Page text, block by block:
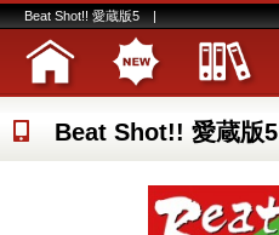
Beat Shot!! 愛蔵版5 |
Beat Shot!! 愛蔵版5